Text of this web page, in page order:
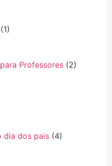
(1)
Professores (2)
dia dos pais (4)